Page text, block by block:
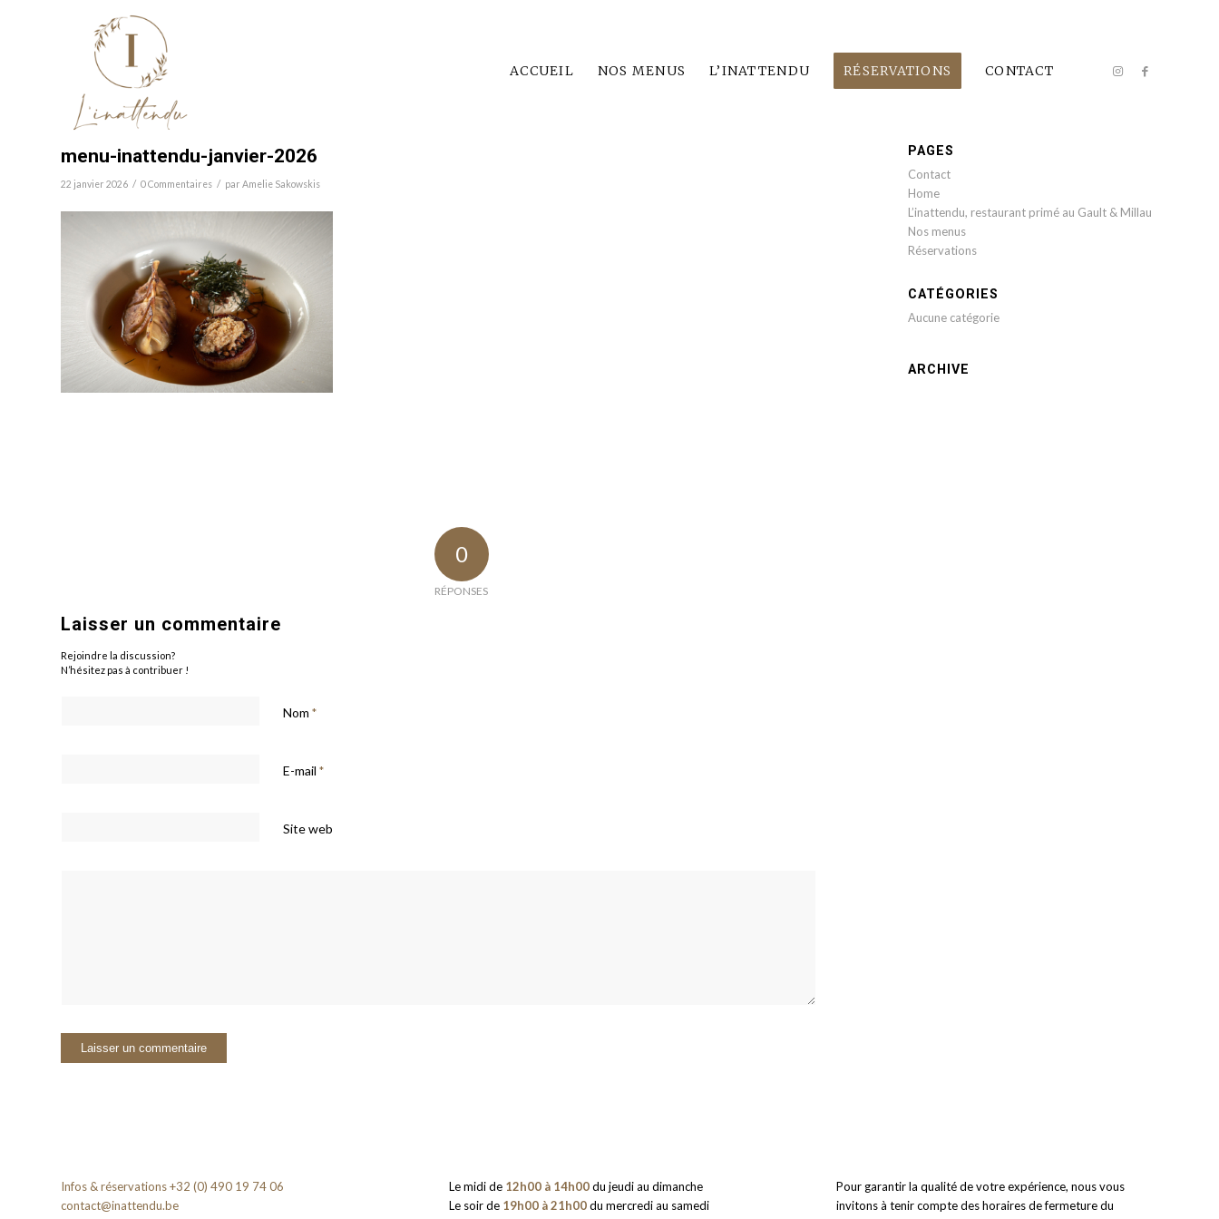
ACCUEIL NOS MENUS L’INATTENDU RÉSERVATIONS CONTACT
menu-inattendu-janvier-2026
22 janvier 2026 / 0 Commentaires / par Amelie Sakowskis
0
RÉPONSES
Laisser un commentaire
Rejoindre la discussion?
N’hésitez pas à contribuer !
Nom *
E-mail *
Site web
PAGES
Contact
Home
L’inattendu, restaurant primé au Gault & Millau
Nos menus
Réservations
CATÉGORIES
Aucune catégorie
ARCHIVE
Infos & réservations +32 (0) 490 19 74 06
contact@inattendu.be
Le midi de 12h00 à 14h00du jeudi au dimanche
Le soir de 19h00 à 21h00du mercredi au samedi
Pour garantir la qualité de votre expérience, nous vous
invitons à tenir compte des horaires de fermeture du